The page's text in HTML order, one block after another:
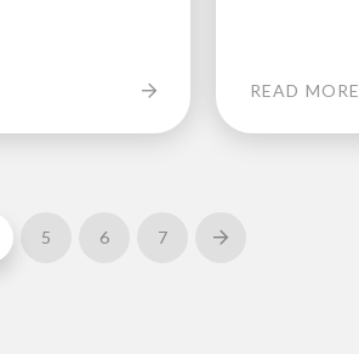
READ MORE
5 6 7 Next